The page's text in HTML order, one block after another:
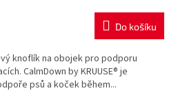
Do košíku
knoflík na obojek pro podporu
CalmDown by KRUUSE® je
psů a koček během...